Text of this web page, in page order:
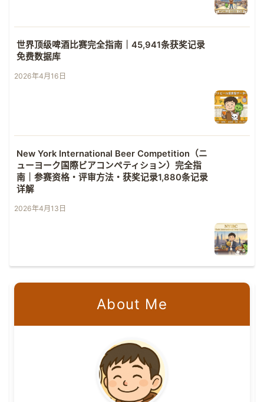
世界顶级啤酒比赛完全指南｜45,941条获奖记录
免费数据库
2026年4月16日
New York International Beer Competition（ニ
ューヨーク国際ビアコンペティション）完全指
南｜参赛资格・评审方法・获奖记录1,880条记录
详解
2026年4月13日
About Me